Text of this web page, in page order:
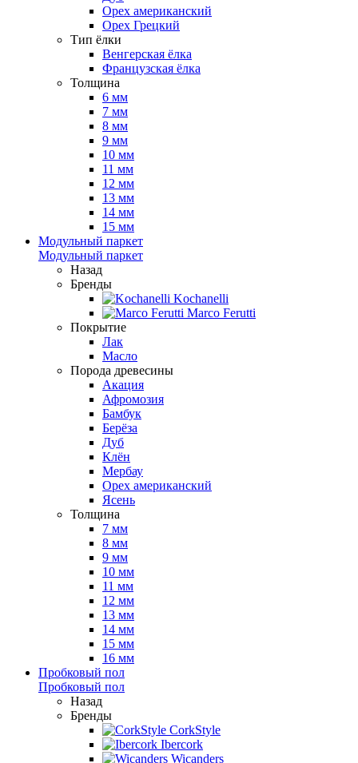
Орех американский
Орех Грецкий
Тип ёлки
Венгерская ёлка
Французская ёлка
Толщина
6 мм
7 мм
8 мм
9 мм
10 мм
11 мм
12 мм
13 мм
14 мм
15 мм
Модульный паркет
Модульный паркет
Назад
Бренды
Kochanelli
Marco Ferutti
Покрытие
Лак
Масло
Порода древесины
Акация
Афромозия
Бамбук
Берёза
Дуб
Клён
Мербау
Орех американский
Ясень
Толщина
7 мм
8 мм
9 мм
10 мм
11 мм
12 мм
13 мм
14 мм
15 мм
16 мм
Пробковый пол
Пробковый пол
Назад
Бренды
CorkStyle
Ibercork
Wicanders